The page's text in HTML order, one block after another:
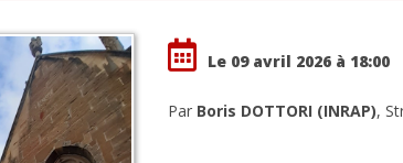
Le 09 avril 2026 à 18:00
Par Boris DOTTORI (INRAP),